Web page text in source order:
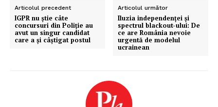
Articolul precedent
IGPR nu știe câte
concursuri din Poliție au
avut un singur candidat
care a și câștigat postul
Articolul următor
Iluzia independenței și
spectrul blackout-ului: De
ce are România nevoie
urgentă de modelul
ucrainean